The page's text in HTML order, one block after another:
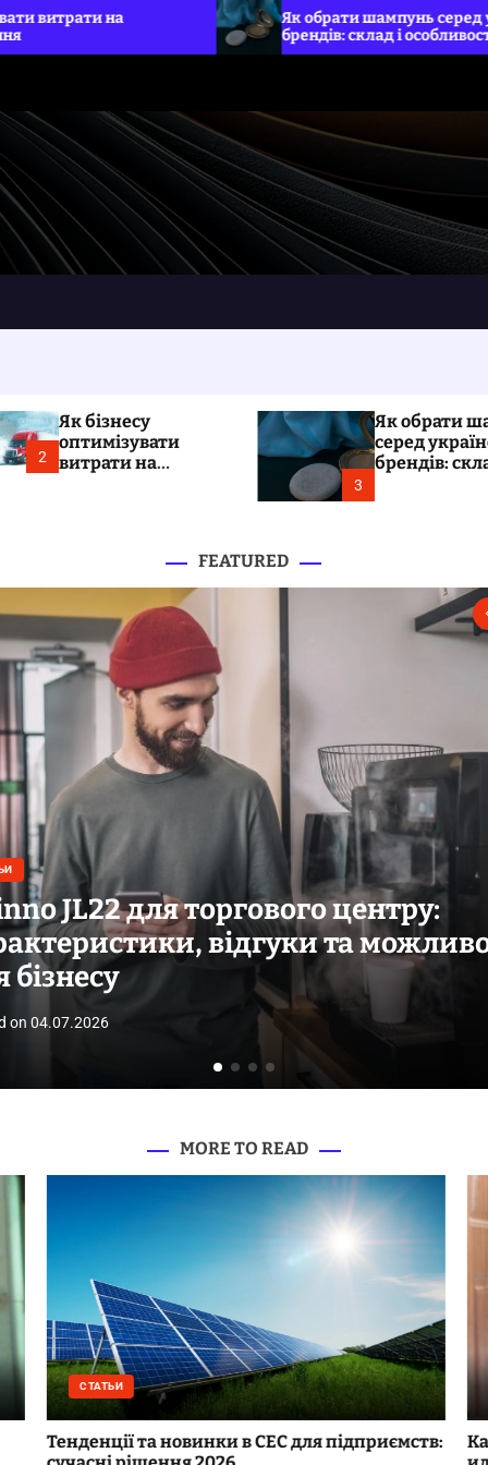
Як обрати шампунь серед українських
брендів: склад і особливості
2
Як бізнесу
оптимізувати
витрати на
3
Як обрати
серед
брендів:
FEATURED
JL22 для торгового центру:
відгуки та
бізнесу
on 04.07.2026
MORE TO READ
СТАТЬИ
Тенденції та новинки в СЕС для підприємств: